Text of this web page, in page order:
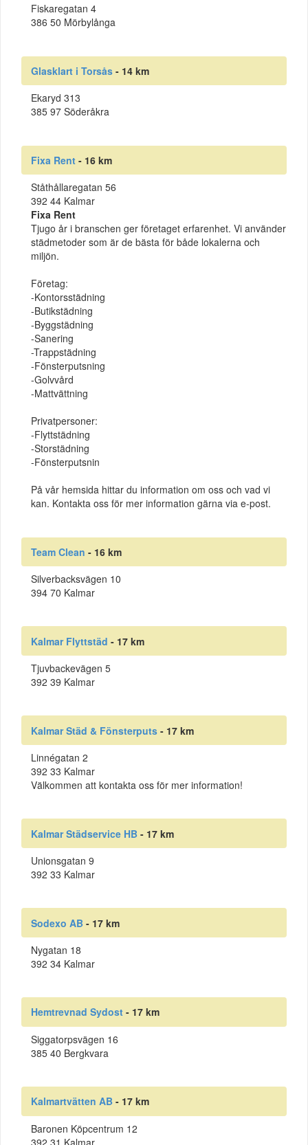
Fiskaregatan 4
386 50 Mörbylånga
Glasklart i Torsås - 14 km
Ekaryd 313
385 97 Söderåkra
Fixa Rent - 16 km
Ståthållaregatan 56
392 44 Kalmar
Fixa Rent
Tjugo år i branschen ger företaget erfarenhet. Vi använder
städmetoder som är de bästa för både lokalerna och
miljön.
Företag:
-Kontorsstädning
-Butikstädning
-Byggstädning
-Sanering
-Trappstädning
-Fönsterputsning
-Golvvård
-Mattvättning
Privatpersoner:
-Flyttstädning
-Storstädning
-Fönsterputsnin
På vår hemsida hittar du information om oss och vad vi
kan. Kontakta oss för mer information gärna via e-post.
Team Clean - 16 km
Silverbacksvägen 10
394 70 Kalmar
Kalmar Flyttstäd - 17 km
Tjuvbackevägen 5
392 39 Kalmar
Kalmar Städ & Fönsterputs - 17 km
Linnégatan 2
392 33 Kalmar
Välkommen att kontakta oss för mer information!
Kalmar Städservice HB - 17 km
Unionsgatan 9
392 33 Kalmar
Sodexo AB - 17 km
Nygatan 18
392 34 Kalmar
Hemtrevnad Sydost - 17 km
Siggatorpsvägen 16
385 40 Bergkvara
Kalmartvätten AB - 17 km
Baronen Köpcentrum 12
392 31 Kalmar